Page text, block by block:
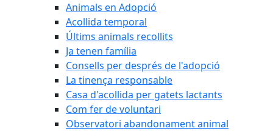
Animals en Adopció
Acollida temporal
Últims animals recollits
Ja tenen família
Consells per després de l'adopció
La tinença responsable
Casa d'acollida per gatets lactants
Com fer de voluntari
Observatori abandonament animal